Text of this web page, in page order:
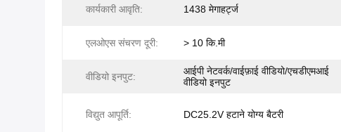
कार्यकारी आवृति: 1438 मेगाहर्ट्ज
एलओएस संचरण दूरी: > 10 कि.मी
वीडियो इनपुट:
आईपी ​​​​नेटवर्क/वाईफ़ाई वीडियो/एचडीएमआई
वीडियो इनपुट
विद्युत आपूर्ति: DC25.2V हटाने योग्य बैटरी